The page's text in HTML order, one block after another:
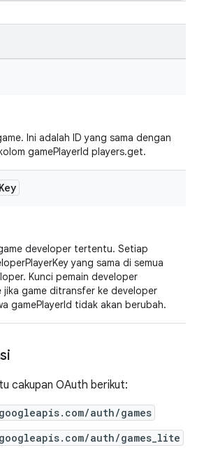
Ini adalah ID yang sama dengan
gamePlayerId players.get.
Key
developer tertentu. Setiap
yang sama di semua
Kunci pemain developer
jika game ditransfer ke developer
gamePlayerId tidak akan berubah.
cakupan OAuth berikut:
auth/games
auth/games_lite